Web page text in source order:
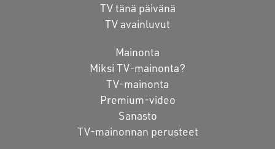
TV tänä päivänä
TV avainluvut
Mainonta
Miksi TV-mainonta?
TV-mainonta
Premium-video
Sanasto
TV-mainonnan perusteet